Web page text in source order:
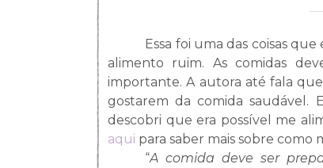
Essa foi uma das coisas
alimento ruim. As comidas
importante. A autora até fala que
gostarem da comida saudável.
descobri que era possível me
aqui para saber mais sobre como
“A comida deve ser